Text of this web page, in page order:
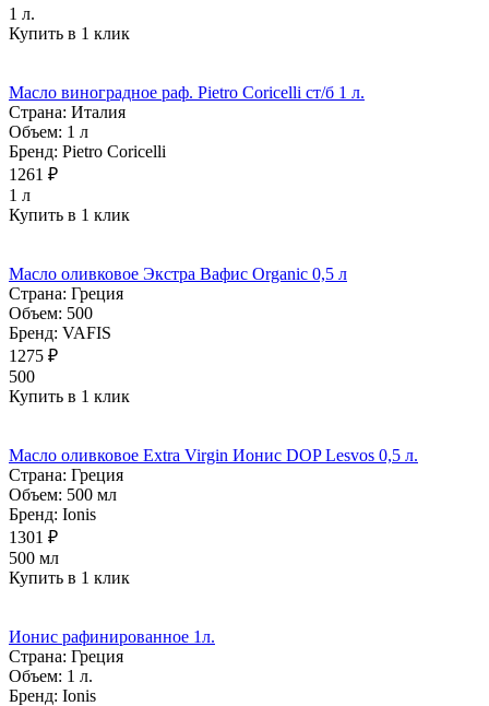
1 л.
Купить в 1 клик
Масло виноградное раф. Pietro Coricelli ст/б 1 л.
Страна: Италия
Объем: 1 л
Бренд: Pietro Coricelli
1261 ₽
1 л
Купить в 1 клик
Масло оливковое Экстра Вафис Organic 0,5 л
Страна: Греция
Объем: 500
Бренд: VAFIS
1275 ₽
500
Купить в 1 клик
Масло оливковое Extra Virgin Ионис DOP Lesvos 0,5 л.
Страна: Греция
Объем: 500 мл
Бренд: Ionis
1301 ₽
500 мл
Купить в 1 клик
Ионис рафинированное 1л.
Страна: Греция
Объем: 1 л.
Бренд: Ionis